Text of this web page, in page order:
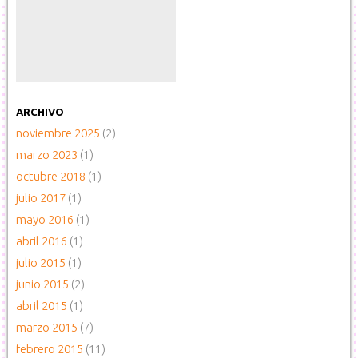
ARCHIVO
noviembre 2025 (2)
marzo 2023 (1)
octubre 2018 (1)
julio 2017 (1)
mayo 2016 (1)
abril 2016 (1)
julio 2015 (1)
junio 2015 (2)
abril 2015 (1)
marzo 2015 (7)
febrero 2015 (11)